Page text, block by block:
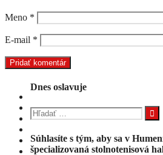
Meno *
E-mail *
Dnes oslavuje
Hľadať:
Súhlasíte s tým, aby sa v
špecializovaná stolnotenisová